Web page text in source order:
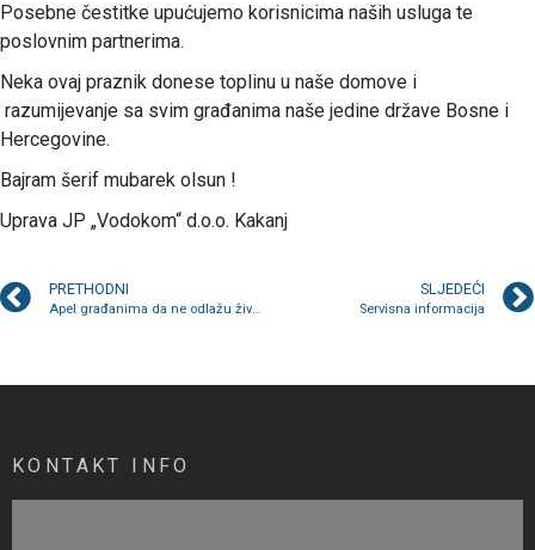
Posebne čestitke upućujemo korisnicima naših usluga te
poslovnim partnerima.
Neka ovaj praznik donese toplinu u naše domove i
razumijevanje sa svim građanima naše jedine države Bosne i
Hercegovine.
Bajram šerif mubarek olsun !
Uprava JP „Vodokom“ d.o.o. Kakanj
PRETHODNI
Apel građanima da ne odlažu životinjski otpad u kontejnere za komunalni otpad
SLJEDEĆI
Servisna informacija
KONTAKT INFO